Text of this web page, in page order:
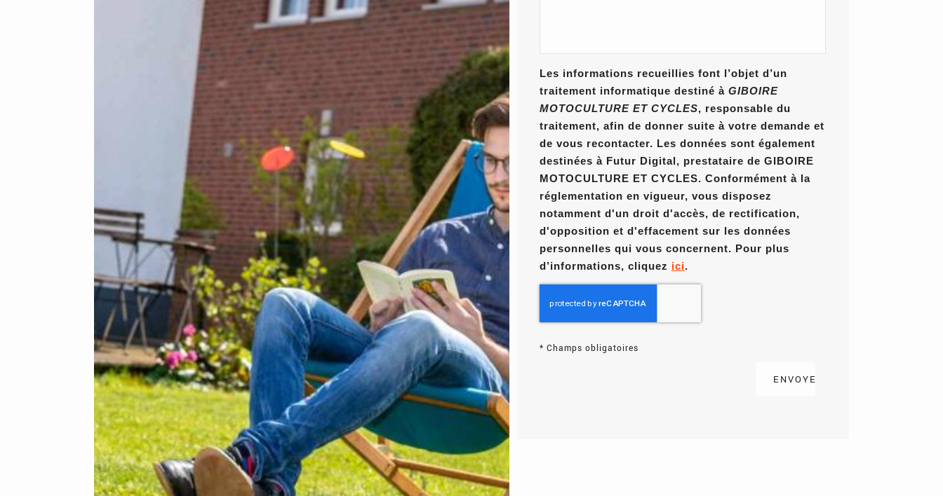
Les informations recueillies font l’objet d’un
traitement informatique destiné àGIBOIRE
MOTOCULTURE ET CYCLES, responsable du
traitement, afin de donner suite à votre demande et
de vous recontacter. Les données sont également
destinées à Futur Digital, prestataire de GIBOIRE
MOTOCULTURE ET CYCLES. Conformément à la
réglementation en vigueur, vous disposez
notamment d'un droit d'accès, de rectification,
d'opposition et d'effacement sur les données
personnelles qui vous concernent. Pour plus
d’informations, cliquez ici.
* Champs obligatoires